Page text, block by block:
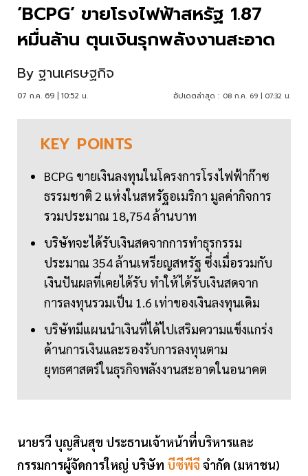
‘BCPG’ ขายโรงไฟฟ้าสหรัฐ 1.87
หมื่นล้าน ตุนเงินรุกพลังงานสะอาด
By ฐานเศรษฐกิจ
07 ก.ค. 69 | 10:52 น. อัปเดตล่าสุด : 08 ก.ค. 69 | 07:32 น.
KEY POINTS
BCPG ขายเงินลงทุนในโครงการโรงไฟฟ้าก๊าซ
ธรรมชาติ 2 แห่งในสหรัฐอเมริกา มูลค่ากิจการ
รวมประมาณ 18,754 ล้านบาท
บริษัทจะได้รับเงินสดจากการทำธุรกรรม
ประมาณ 354 ล้านเหรียญสหรัฐ ซึ่งเมื่อรวมกับ
เงินปันผลที่เคยได้รับ ทำให้ได้รับเงินสดจาก
การลงทุนรวมเป็น 1.6 เท่าของเงินลงทุนเดิม
บริษัทมีแผนนำเงินที่ได้ไปเสริมความแข็งแกร่ง
ด้านการเงินและรองรับการลงทุนตาม
ยุทธศาสตร์ในธุรกิจพลังงานสะอาดในอนาคต
นายรวี บุญสินสุข ประธานเจ้าหน้าที่บริหารและ
กรรมการผู้จัดการใหญ่ บริษัท บีซีพีจี จำกัด (มหาชน)